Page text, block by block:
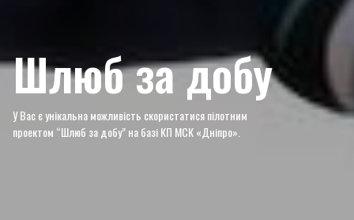
Шлюб за добу
У Вас є унікальна можливість скористатися пілотним
проектом “Шлюб за добу” на базі КП МСК «Дніпро».